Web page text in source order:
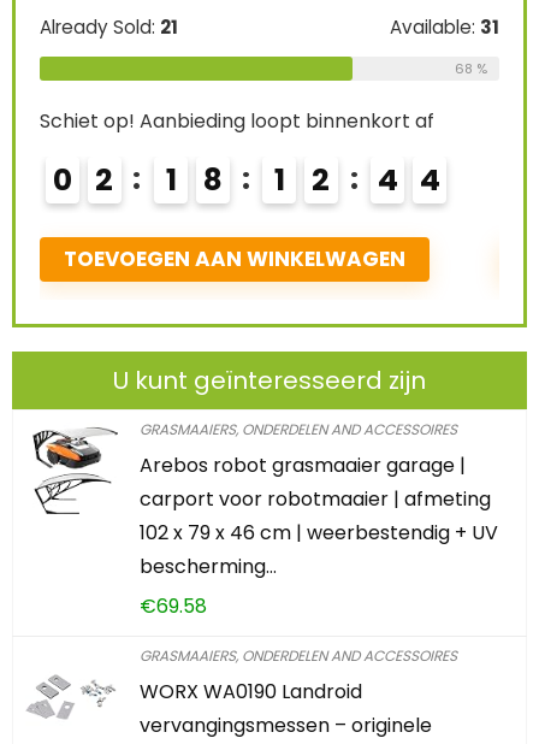
Already Sold: 21 Available: 31
68 %
Schiet op! Aanbieding loopt binnenkort af
0 2 1 8 1 2 4 2
3
TOEVOEGEN AAN WINKELWAGEN
U kunt geïnteresseerd zijn
GRASMAAIERS, ONDERDELEN AND ACCESSOIRES
Arebos robot grasmaaier garage |
carport voor robotmaaier | afmeting
102 x 79 x 46 cm | weerbestendig + UV
bescherming…
€69.58
GRASMAAIERS, ONDERDELEN AND ACCESSOIRES
WORX WA0190 Landroid
vervangingsmessen – originele